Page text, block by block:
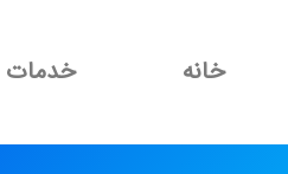
خانه خدمات